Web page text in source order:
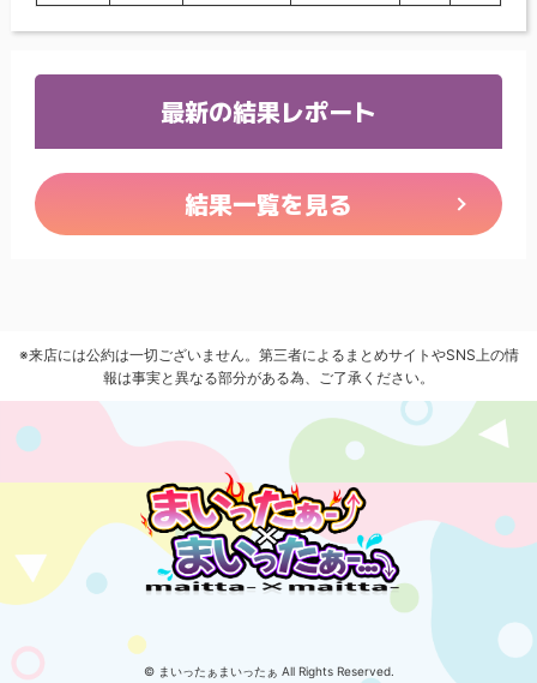
最新の結果レポート
結果一覧を見る
※来店には公約は一切ございません。第三者によるまとめサイトやSNS上の情
報は事実と異なる部分がある為、ご了承ください。
© まいったぁまいったぁ All Rights Reserved.